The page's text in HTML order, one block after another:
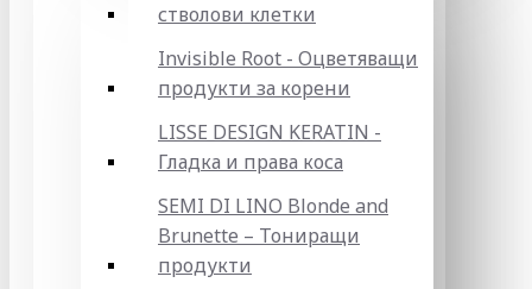
стволови клетки
Invisible Root - Оцветяващи
продукти за корени
LISSE DESIGN KERATIN -
Гладка и права коса
SEMI DI LINO Blonde and
Brunette – Тониращи
продукти